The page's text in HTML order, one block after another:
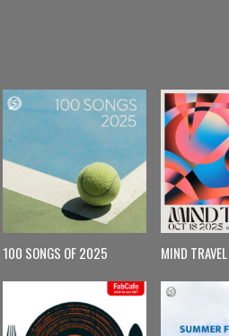
100 SONGS OF 2025 MIND TRAVEL